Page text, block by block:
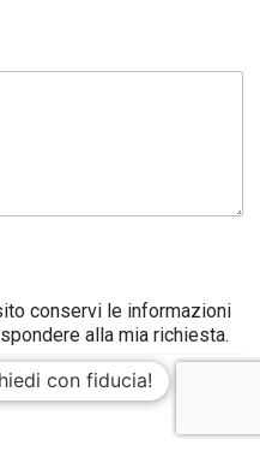
conservi le informazioni
alla mia richiesta.
con fiducia!